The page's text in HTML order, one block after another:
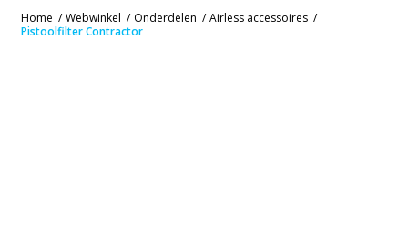
Home / Webwinkel / Onderdelen / Airless accessoires /
Pistoolfilter Contractor